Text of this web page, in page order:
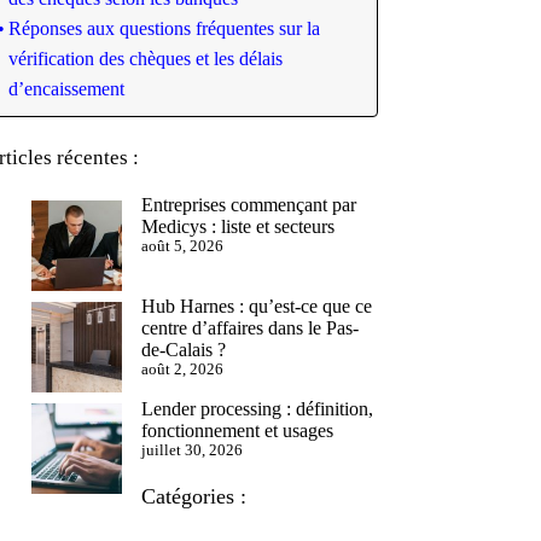
Réponses aux questions fréquentes sur la
vérification des chèques et les délais
d’encaissement
récentes :
Entreprises commençant par
Medicys : liste et secteurs
août 5, 2026
Hub Harnes : qu’est-ce que ce
centre d’affaires dans le Pas-
de-Calais ?
août 2, 2026
Lender processing : définition,
fonctionnement et usages
juillet 30, 2026
Catégories :